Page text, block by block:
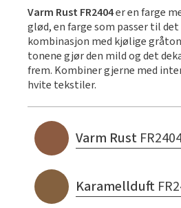
Varm Rust FR2404er en farge
glød, en farge som passer til
kombinasjon med kjølige
tonene gjør den mild og det
frem. Kombiner gjerne med
hvite tekstiler.
Varm Rust
Karamellduft